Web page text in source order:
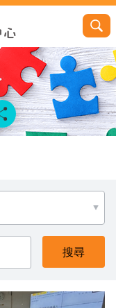
略過字型切換